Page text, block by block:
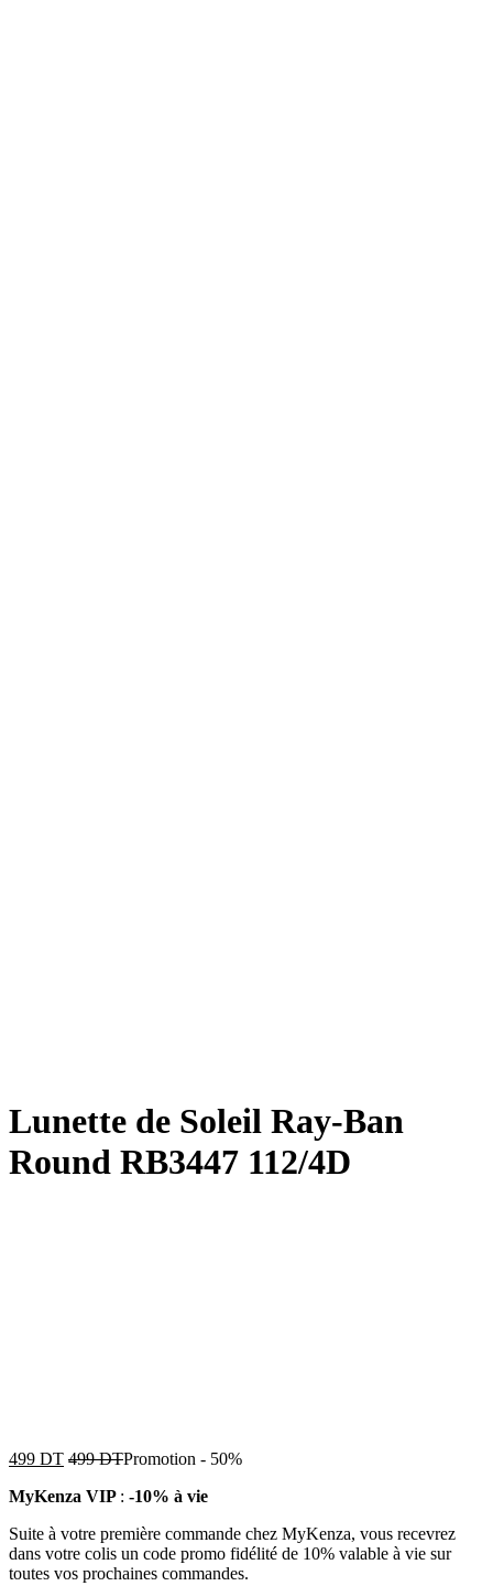
Lunette de Soleil Ray-Ban
Round RB3447 112/4D
499 DT 499DTPromotion - 50%
MyKenza VIP : -10% à vie
Suite à votre première commande chez MyKenza, vous recevrez
dans votre colis un code promo fidélité de 10% valable à vie sur
toutes vos prochaines commandes.